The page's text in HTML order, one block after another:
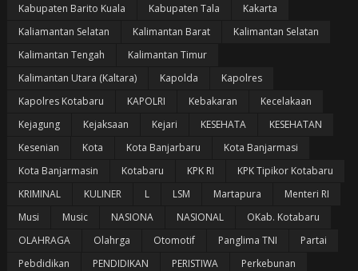
Kabupaten Barito Kuala
Kabupaten Tala
Kakarta
Kaliamantan Selatan
Kalimantan Barat
Kalimantan Selatan
Kalimantan Tengah
Kalimantan Timur
Kalimantan Utara (Kaltara)
Kapolda
Kapolres
Kapolres Kotabaru
KAPOLRI Kebakaran
Kecelakaan
Kejagung
Kejaksaan Kejari KESEHATA
KESEHATAN
Kesenian
Kota Kota Banjarbaru
Kota Banjarmasi
Kota Banjarmasin
Kotabaru KPK RI
KPK Tipikor Kotabaru
KRIMINAL
KULINER L LSM Martapura
Menteri RI
Musi
Music NASIONA NASIONAL
OKab. Kotabaru
OLAHRAGA
Olahrga Otomotif Panglima TNI
Partai
Pebdidikan
PENDIDIKAN PERISTIWA
Perkebunan